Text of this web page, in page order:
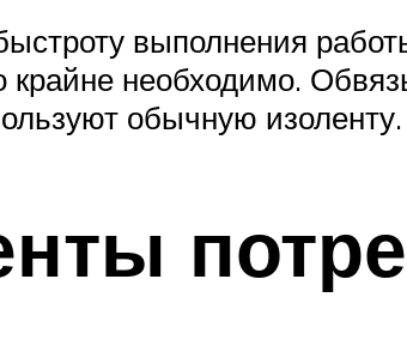
выполнения
крайне необходимо.
обычную изоленту.